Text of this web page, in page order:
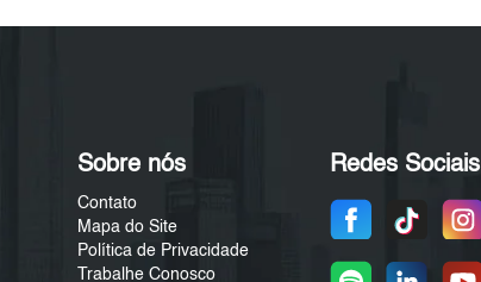
Sobre nós
Contato
Mapa do Site
Política de Privacidade
Trabalhe Conosco
Redes Sociais